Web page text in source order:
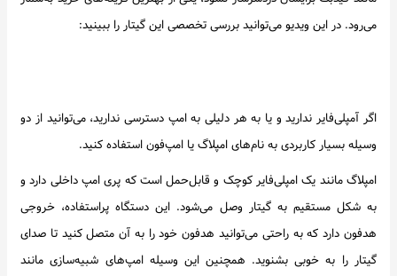
می‌رود. در این ویدیو می‌توانید بررسی تخصصی این گیتار را ببینید:
اگر آمپلی‌فایر ندارید و یا به هر دلیلی به امپ دسترسی ندارید، می‌توانید از دو
وسیله بسیار کاربردی به نام‌های امپلاگ یا امپ‌فون استفاده کنید.
امپلاگ مانند یک امپلی‌فایر کوچک و قابل‌حمل است که پری امپ داخلی دارد و
به شکل مستقیم به گیتار وصل می‌شود. این دستگاه پراستفاده، خروجی
هدفون دارد که به راحتی می‌توانید هدفون خود را به آن متصل کنید تا صدای
گیتار را به خوبی بشنوید. همچنین این وسیله امپ‌های شبیه‌سازی مانند